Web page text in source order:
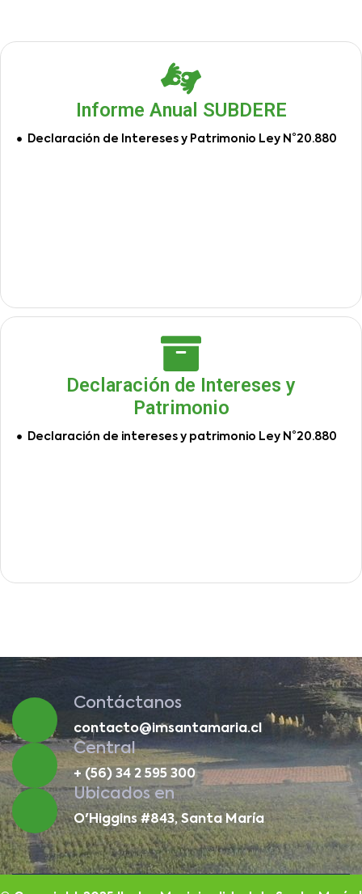
Informe Anual SUBDERE
Declaración de Intereses y Patrimonio Ley N°20.880
Declaración de Intereses y
Patrimonio
Declaración de intereses y patrimonio Ley N°20.880
Contáctanos
contacto@imsantamaria.cl
Central
+ (56) 34 2 595 300
Ubicados en
O'Higgins #843, Santa María